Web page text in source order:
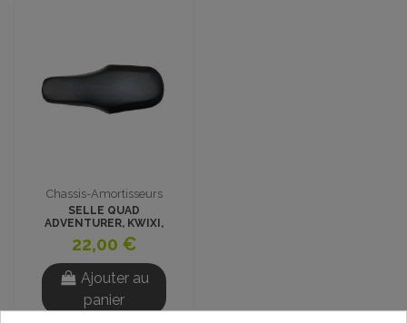
Chassis-Amortisseurs
SELLE QUAD
ADVENTURER, KWIXI,
DYNOSTAR
22,00 €
Ajouter au
panier